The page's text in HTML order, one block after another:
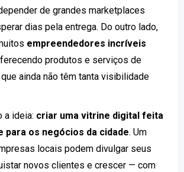
de grandes marketplaces
dias pela entrega. Do outro lado,
empreendedores incríveis
produtos e serviços de
ainda não têm tanta visibilidade
a ideia: criar uma vitrine digital feita
para os negócios da cidade. Um
locais podem divulgar seus
novos clientes e crescer — com